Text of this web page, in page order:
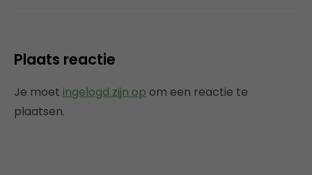
Plaats reactie
Je moet ingelogd zijn op om een reactie te
plaatsen.